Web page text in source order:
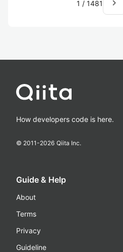
1 / 1481 navigate_next
How developers code is here.
© 2011-2026 Qiita Inc.
Guide & Help
About
Terms
Privacy
Guideline